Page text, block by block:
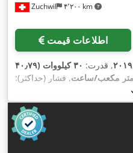
Zuchwil ۴٬۲۰۰ km
اطلاعات قیمت
۲۰۱۹, قدرت:
۳۰ کیلووات (۴۰٫۷۹
, فشار (حداکثر):